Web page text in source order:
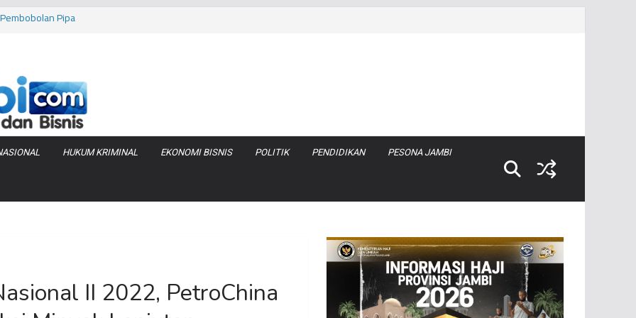
Pipa
Produksi Air
Jabung
HUKUM KRIMINAL EKONOMI BISNIS POLITIK PENDIDIKAN PESONA JAMBI
II 2022, PetroChina